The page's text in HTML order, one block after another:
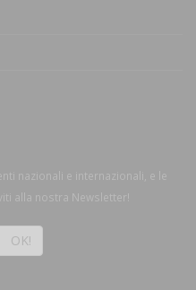
nazionali e internazionali, e le
alla nostra Newsletter!
OK!